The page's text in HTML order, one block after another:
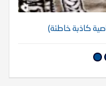
كاذبة خاطئة)